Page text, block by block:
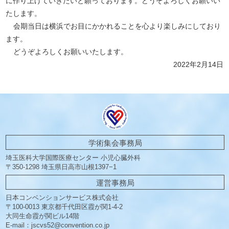
たします。
会期当日は横浜でお目にかかれることを心より楽しみにしており
ます。
どうぞよろしくお願いいたします。
2022年2月14日
学術集会事務局
埼玉医科大学国際医療センター小児心臓外科
〒350-1298 埼玉県日高市山根1397−1
運営事務局
日本コンベンションサービス株式会社
〒100-0013 東京都千代田区霞が関1-4-2
大同生命霞が関ビル14階
E-mail： jscvs52@convention.co.jp